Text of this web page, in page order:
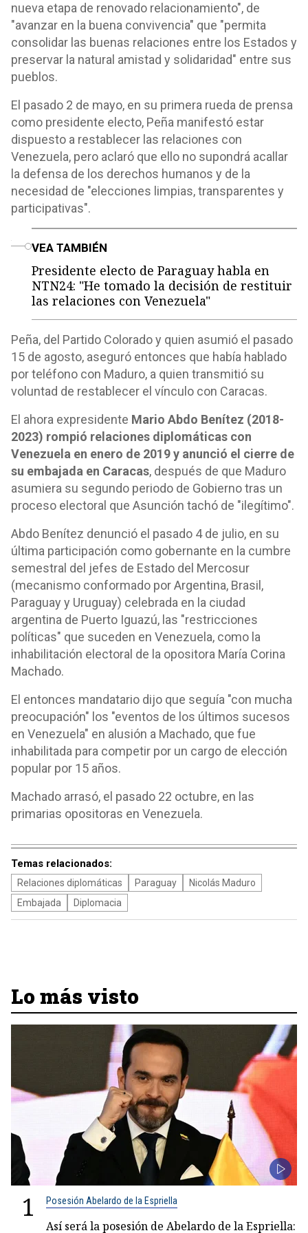
nueva etapa de renovado relacionamiento", de
"avanzar en la buena convivencia" que "permita
consolidar las buenas relaciones entre los Estados y
preservar la natural amistad y solidaridad" entre sus
pueblos.
El pasado 2 de mayo, en su primera rueda de prensa
como presidente electo, Peña manifestó estar
dispuesto a restablecer las relaciones con
Venezuela, pero aclaró que ello no supondrá acallar
la defensa de los derechos humanos y de la
necesidad de "elecciones limpias, transparentes y
participativas".
VEA TAMBIÉN
Presidente electo de Paraguay habla en
NTN24: "He tomado la decisión de restituir
las relaciones con Venezuela"
Peña, del Partido Colorado y quien asumió el pasado
15 de agosto, aseguró entonces que había hablado
por teléfono con Maduro, a quien transmitió su
voluntad de restablecer el vínculo con Caracas.
El ahora expresidente Mario Abdo Benítez (2018-
2023) rompió relaciones diplomáticas con
Venezuela en enero de 2019 y anunció el cierre de
su embajada en Caracas, después de que Maduro
asumiera su segundo periodo de Gobierno tras un
proceso electoral que Asunción tachó de "ilegítimo".
Abdo Benítez denunció el pasado 4 de julio, en su
última participación como gobernante en la cumbre
semestral del jefes de Estado del Mercosur
(mecanismo conformado por Argentina, Brasil,
Paraguay y Uruguay) celebrada en la ciudad
argentina de Puerto Iguazú, las "restricciones
políticas" que suceden en Venezuela, como la
inhabilitación electoral de la opositora María Corina
Machado.
El entonces mandatario dijo que seguía "con mucha
preocupación" los "eventos de los últimos sucesos
en Venezuela" en alusión a Machado, que fue
inhabilitada para competir por un cargo de elección
popular por 15 años.
Machado arrasó, el pasado 22 octubre, en las
primarias opositoras en Venezuela.
Temas relacionados:
Relaciones diplomáticas Paraguay
Nicolás Maduro
Embajada
Diplomacia
Lo más visto
1 Posesión Abelardo de la Espriella
Así será la posesión de Abelardo de la Espriella: